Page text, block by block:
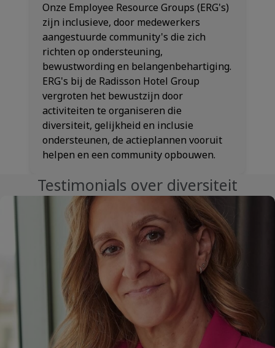
Onze Employee Resource Groups (ERG's)
zijn inclusieve, door medewerkers
aangestuurde community's die zich
richten op ondersteuning,
bewustwording en belangenbehartiging.
ERG's bij de Radisson Hotel Group
vergroten het bewustzijn door
activiteiten te organiseren die
diversiteit, gelijkheid en inclusie
ondersteunen, de actieplannen vooruit
helpen en een community opbouwen.
Testimonials over diversiteit